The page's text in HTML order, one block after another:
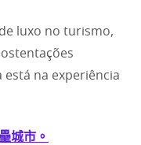
luxo no turismo,
está na experiência
城市。